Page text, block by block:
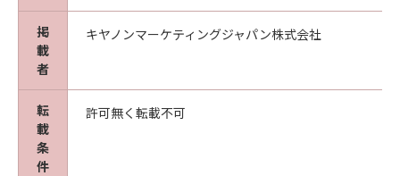
掲
載
者
キヤノンマーケティングジャパン株式会社
転
載
条
件
許可無く転載不可